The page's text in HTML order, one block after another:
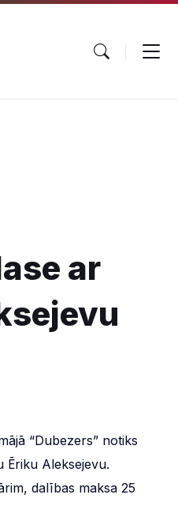
ar
“Dubezers” notiks
Ēriku Aleksejevu.
dalības maksa 25